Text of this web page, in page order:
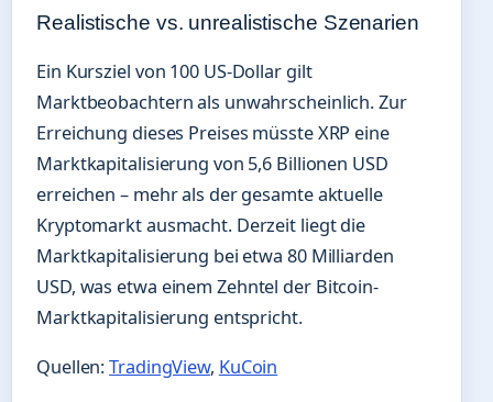
Realistische vs. unrealistische Szenarien
Ein Kursziel von 100 US-Dollar gilt
Marktbeobachtern als unwahrscheinlich. Zur
Erreichung dieses Preises müsste XRP eine
Marktkapitalisierung von 5,6 Billionen USD
erreichen – mehr als der gesamte aktuelle
Kryptomarkt ausmacht. Derzeit liegt die
Marktkapitalisierung bei etwa 80 Milliarden
USD, was etwa einem Zehntel der Bitcoin-
Marktkapitalisierung entspricht.
Quellen:TradingView, KuCoin